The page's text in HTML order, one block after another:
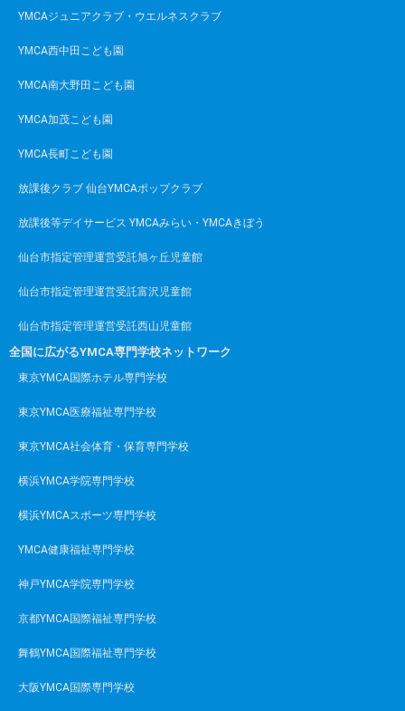
子どもの親権者からの申し出に応じ、開示します。
けください。
あることを確認できる書類１点（運転免許証、パス
ポートのコピー等）、子どもの場合は関係がわかる
下の個人情報開示請求先宛まで郵送にてお送りくだ
ます）。
ＹＭＣＡ学園・本部事務局
(2) 開示手数料
返信用切手代として、82円切手を同封のうえお送り
ください。
回答します。
本会が保有する個人情報について、その内容の訂
続きによりご連絡ください。
ください。電話による方法も可能ですが、お申し出
申請書の提出や必要なことを確認できる文書をお願
いすることがあります。＜個人情報変更申出先＞ 〒
YMCAジュニアクラブ・ウエルネスクラブ
YMCA西中田こども園
YMCA南大野田こども園
YMCA加茂こども園
YMCA長町こども園
放課後クラブ 仙台YMCAポップクラブ
放課後等デイサービス YMCAみらい・YMCAきぼう
仙台市指定管理運営受託旭ヶ丘児童館
仙台市指定管理運営受託富沢児童館
仙台市指定管理運営受託西山児童館
全国に広がるYMCA専門学校ネットワーク
東京YMCA国際ホテル専門学校
東京YMCA医療福祉専門学校
東京YMCA社会体育・保育専門学校
横浜YMCA学院専門学校
横浜YMCAスポーツ専門学校
YMCA健康福祉専門学校
神戸YMCA学院専門学校
京都YMCA国際福祉専門学校
舞鶴YMCA国際福祉専門学校
大阪YMCA国際専門学校